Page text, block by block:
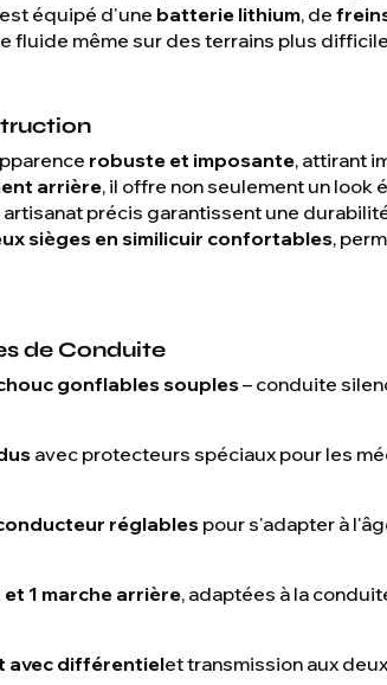
équipé d'une batterie lithium, de
fluide même sur des terrains plus
robuste et imposante, attirant
arrière, il offre non seulement un look
artisanat précis garantissent une
sièges en similicuir confortables,
de Conduite
gonflables souples– conduite
avec protecteurs spéciaux pour les
réglables pour s'adapter à
1 marche arrière, adaptées à la
avec différentielet transmission aux